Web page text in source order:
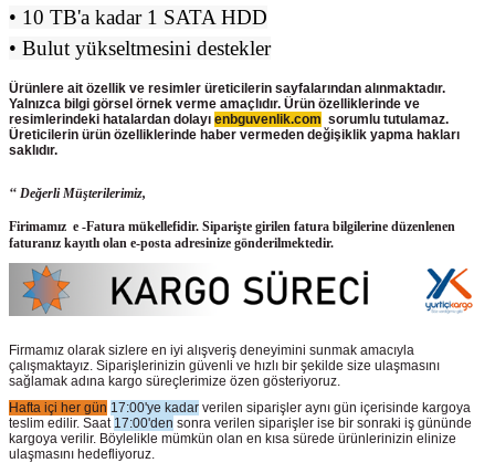
• 10 TB'a kadar 1 SATA HDD
• Bulut yükseltmesini destekler
Ürünlere ait özellik ve resimler üreticilerin sayfalarından alınmaktadır.
Yalnızca bilgi görsel örnek verme amaçlıdır. Ürün özelliklerinde ve
resimlerindeki hatalardan dolayı enbguvenlik.com sorumlu tutulamaz.
Üreticilerin ürün özelliklerinde haber vermeden değişiklik yapma hakları
saklıdır.
‘‘ Değerli Müşterilerimiz,
Firimamız e -Fatura mükellefidir. Siparişte girilen fatura bilgilerine düzenlenen
faturanız kayıtlı olan e-posta adresinize gönderilmektedir.
Firmamız olarak sizlere en iyi alışveriş deneyimini sunmak amacıyla
çalışmaktayız. Siparişlerinizin güvenli ve hızlı bir şekilde size ulaşmasını
sağlamak adına kargo süreçlerimize özen gösteriyoruz.
Hafta içi her gün 17:00'ye kadar verilen siparişler aynı gün içerisinde kargoya
teslim edilir. Saat 17:00'den sonra verilen siparişler ise bir sonraki iş gününde
kargoya verilir. Böylelikle mümkün olan en kısa sürede ürünlerinizin elinize
ulaşmasını hedefliyoruz.